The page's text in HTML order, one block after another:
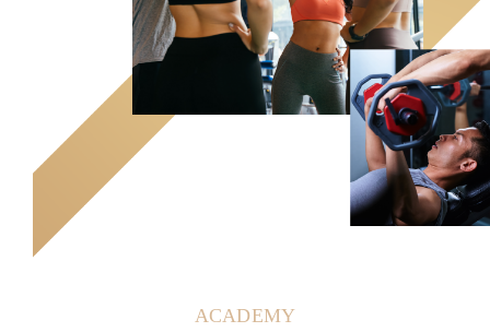
ACADEMY